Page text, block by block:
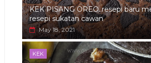
KEK PISANG OREO..resepi baru
resepi sukatan cawan
May 18, 2021
KEK